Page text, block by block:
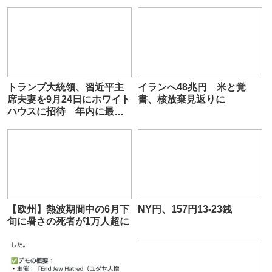
トランプ大統領、習近平主
席夫妻を9月24日にホワイト
ハウスに招待 年内に最大
イランへ48兆円 米と覚
書、核放棄見返りに
【欧州】熱波期間中の6月下
旬に暑さの死者が1万人超に
NY円、157円13-23銭